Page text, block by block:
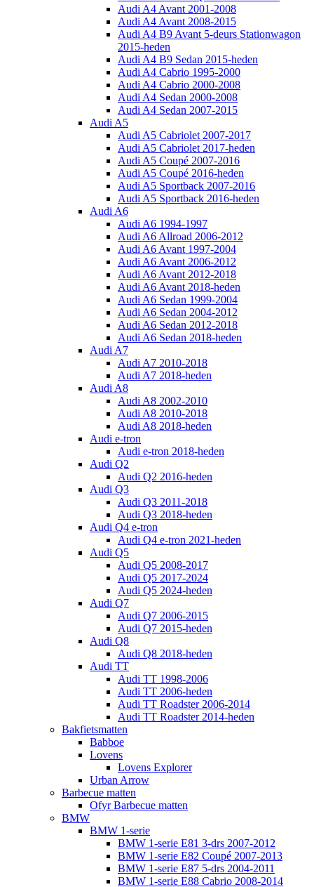
Audi A4 Avant 2001-2008
Audi A4 Avant 2008-2015
Audi A4 B9 Avant 5-deurs Stationwagon
2015-heden
Audi A4 B9 Sedan 2015-heden
Audi A4 Cabrio 1995-2000
Audi A4 Cabrio 2000-2008
Audi A4 Sedan 2000-2008
Audi A4 Sedan 2007-2015
Audi A5
Audi A5 Cabriolet 2007-2017
Audi A5 Cabriolet 2017-heden
Audi A5 Coupé 2007-2016
Audi A5 Coupé 2016-heden
Audi A5 Sportback 2007-2016
Audi A5 Sportback 2016-heden
Audi A6
Audi A6 1994-1997
Audi A6 Allroad 2006-2012
Audi A6 Avant 1997-2004
Audi A6 Avant 2006-2012
Audi A6 Avant 2012-2018
Audi A6 Avant 2018-heden
Audi A6 Sedan 1999-2004
Audi A6 Sedan 2004-2012
Audi A6 Sedan 2012-2018
Audi A6 Sedan 2018-heden
Audi A7
Audi A7 2010-2018
Audi A7 2018-heden
Audi A8
Audi A8 2002-2010
Audi A8 2010-2018
Audi A8 2018-heden
Audi e-tron
Audi e-tron 2018-heden
Audi Q2
Audi Q2 2016-heden
Audi Q3
Audi Q3 2011-2018
Audi Q3 2018-heden
Audi Q4 e-tron
Audi Q4 e-tron 2021-heden
Audi Q5
Audi Q5 2008-2017
Audi Q5 2017-2024
Audi Q5 2024-heden
Audi Q7
Audi Q7 2006-2015
Audi Q7 2015-heden
Audi Q8
Audi Q8 2018-heden
Audi TT
Audi TT 1998-2006
Audi TT 2006-heden
Audi TT Roadster 2006-2014
Audi TT Roadster 2014-heden
Bakfietsmatten
Babboe
Lovens
Lovens Explorer
Urban Arrow
Barbecue matten
Ofyr Barbecue matten
BMW
BMW 1-serie
BMW 1-serie E81 3-drs 2007-2012
BMW 1-serie E82 Coupé 2007-2013
BMW 1-serie E87 5-drs 2004-2011
BMW 1-serie E88 Cabrio 2008-2014